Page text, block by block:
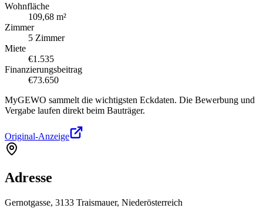
Wohnfläche
109,68 m²
Zimmer
5 Zimmer
Miete
€1.535
Finanzierungsbeitrag
€73.650
MyGEWO sammelt die wichtigsten Eckdaten. Die Bewerbung und
Vergabe laufen direkt beim Bauträger.
Original-Anzeige
Adresse
Gernotgasse, 3133 Traismauer, Niederösterreich